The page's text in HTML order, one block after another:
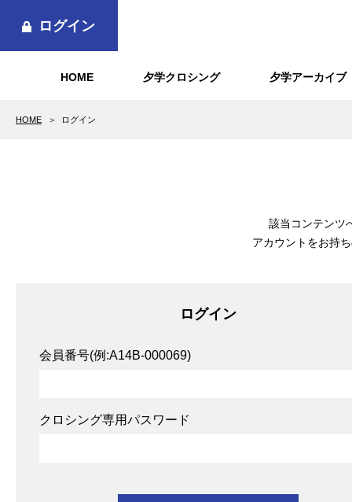
HOME 夕学クロシング 夕学アーカイブ
ログイン
HOME ログイン
該当コンテンツ
アカウントをお持
ログイン
会員番号(例:A14B-000069)
クロシング専用パスワード